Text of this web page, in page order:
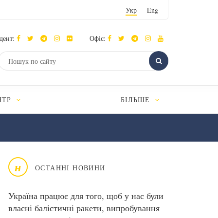
Укр Eng
Офіс:
БІЛЬШЕ
н ОСТАННІ НОВИНИ
Україна працює для того, щоб у нас були
власні балістичні ракети, випробування